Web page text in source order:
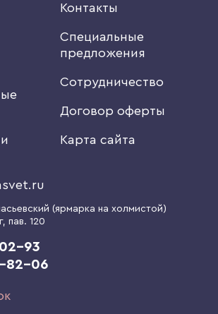
Контакты
Специальные
предложения
Сотрудничество
Договор оферты
Карта сайта
(ярмарка на холмистой)
, пав. 120
93
82-06